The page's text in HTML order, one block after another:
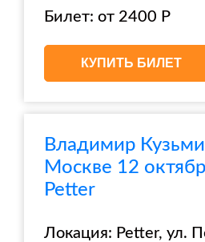
Билет: от 2400 Р
КУПИТЬ БИЛЕТ
Владимир
Москве 12
Petter
Локация: Petter, ул.